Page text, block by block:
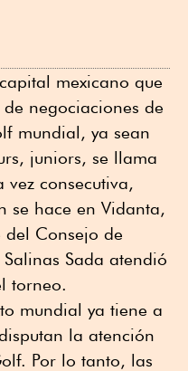
mexicano que
negociaciones de
mundial, ya sean
juniors, se llama
vez consecutiva,
se hace en Vidanta,
del Consejo de
Sada atendió
torneo.
mundial ya tiene a
la atención
Por lo tanto, las